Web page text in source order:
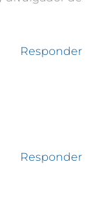
Responder
Responder